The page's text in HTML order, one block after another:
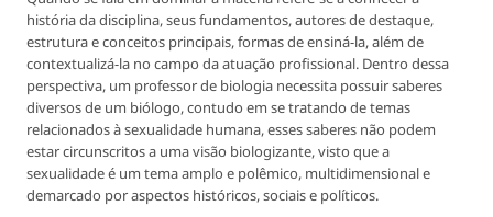
história da disciplina, seus fundamentos, autores de destaque,
estrutura e conceitos principais, formas de ensiná-la, além de
contextualizá-la no campo da atuação profissional. Dentro dessa
perspectiva, um professor de biologia necessita possuir saberes
diversos de um biólogo, contudo em se tratando de temas
relacionados à sexualidade humana, esses saberes não podem
estar circunscritos a uma visão biologizante, visto que a
sexualidade é um tema amplo e polêmico, multidimensional e
demarcado por aspectos históricos, sociais e políticos.